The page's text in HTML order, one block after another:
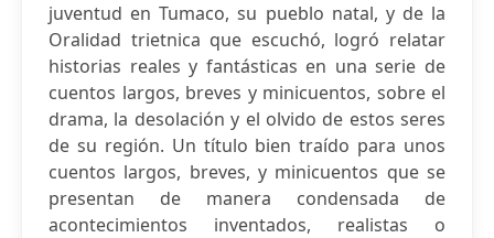
juventud en Tumaco, su pueblo natal, y de la
Oralidad trietnica que escuchó, logró relatar
historias reales y fantásticas en una serie de
cuentos largos, breves y minicuentos, sobre el
drama, la desolación y el olvido de estos seres
de su región. Un título bien traído para unos
cuentos largos, breves, y minicuentos que se
presentan de manera condensada de
acontecimientos inventados, realistas o